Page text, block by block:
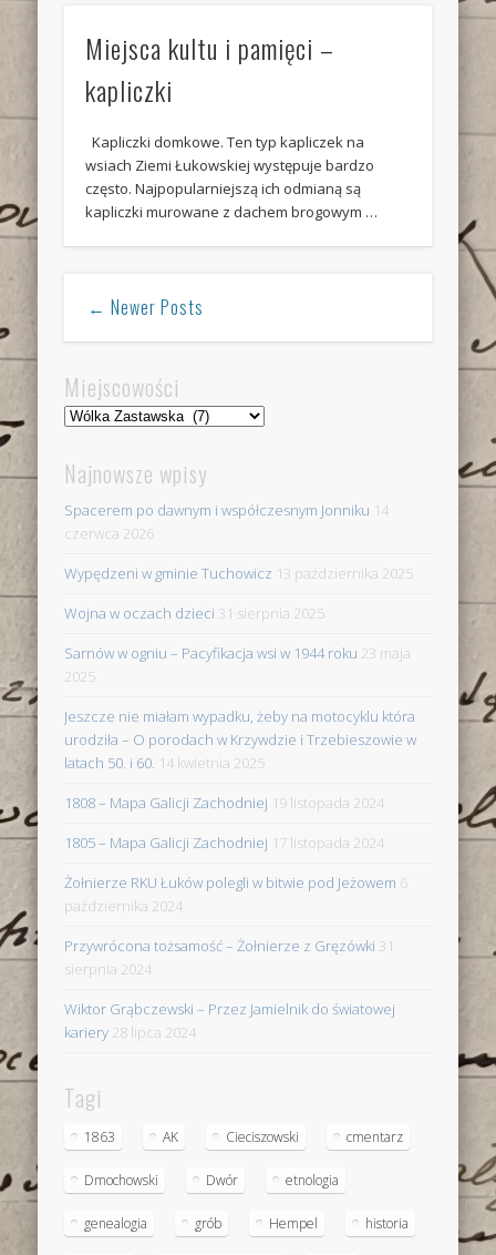
Miejsca kultu i pamięci –
kapliczki
Kapliczki domkowe. Ten typ kapliczek na
wsiach Ziemi Łukowskiej występuje bardzo
często. Najpopularniejszą ich odmianą są
kapliczki murowane z dachem brogowym …
← Newer Posts
Miejscowości
Miejscowości
Najnowsze wpisy
Spacerem po dawnym i współczesnym Jonniku 14
czerwca 2026
Wypędzeni w gminie Tuchowicz 13 października 2025
Wojna w oczach dzieci 31 sierpnia 2025
Sarnów w ogniu – Pacyfikacja wsi w 1944 roku 23 maja
2025
Jeszcze nie miałam wypadku, żeby na motocyklu która
urodziła – O porodach w Krzywdzie i Trzebieszowie w
latach 50. i 60. 14 kwietnia 2025
1808 – Mapa Galicji Zachodniej 19 listopada 2024
1805 – Mapa Galicji Zachodniej 17 listopada 2024
Żołnierze RKU Łuków polegli w bitwie pod Jeżowem 6
października 2024
Przywrócona tożsamość – Żołnierze z Gręzówki 31
sierpnia 2024
Wiktor Grąbczewski – Przez Jamielnik do światowej
kariery 28 lipca 2024
Tagi
1863 AK Cieciszowski cmentarz
Dmochowski Dwór etnologia
genealogia grób Hempel historia